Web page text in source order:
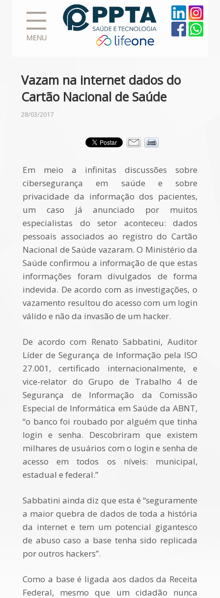
MENU
Vazam na internet dados do
Cartão Nacional de Saúde
28/03/2017
Em meio a infinitas discussões sobre
cibersegurança em saúde e sobre
privacidade da informação dos pacientes,
um caso já anunciado por muitos
especialistas do setor aconteceu: dados
pessoais associados ao registro do Cartão
Nacional de Saúde vazaram. O Ministério da
Saúde confirmou a informação de que estas
informações foram divulgados de forma
indevida. De acordo com as investigações, o
vazamento resultou do acesso com um login
válido e não da invasão de um hacker.
De acordo com Renato Sabbatini, Auditor
Líder de Segurança de Informação pela ISO
27.001, certificado internacionalmente, e
vice-relator do Grupo de Trabalho 4 de
Segurança de Informação da Comissão
Especial de Informática em Saúde da ABNT,
“o banco foi roubado por alguém que tinha
login e senha. Descobriram que existem
milhares de usuários com o login e senha de
acesso em todos os níveis: municipal,
estadual e federal.”
Sabbatini ainda diz que esta é “seguramente
a maior quebra de dados de toda a história
da internet e tem um potencial gigantesco
de abuso caso a base tenha sido replicada
por outros hackers”.
Como a base é ligada aos dados da Receita
Federal, mesmo que um cidadão nunca